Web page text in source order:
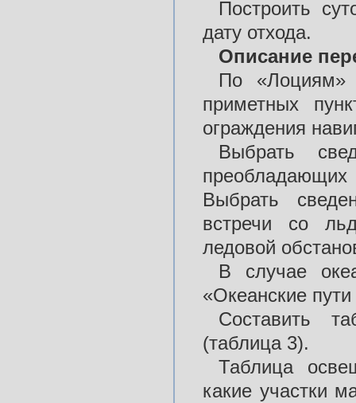
Построить
дату отхода.
Описание
По «Лоциям»
приметных
ограждения
Выбрать
Выбрать
встречи со
ледовой
В случае
«Океанские
Составить
(таблица 3).
Таблица
какие участки